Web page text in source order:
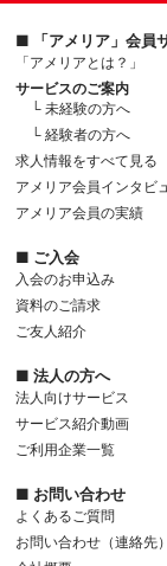
■ 「アメリア」会員
「アメリアとは？」
サービスのご案内
└ 未経験の方へ
└ 経験者の方へ
求人情報をすべて見る
アメリア会員インタビ
アメリア会員の実績
■ ご入会
入会のお申込み
資料のご請求
ご友人紹介
■ 法人の方へ
法人向けサービス
サービス紹介動画
ご利用企業一覧
■ お問い合わせ
よくあるご質問
お問い合わせ（連絡先）